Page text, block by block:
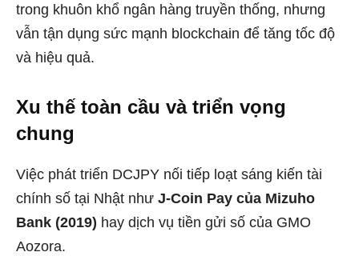
trong khuôn khổ ngân hàng truyền thống, nhưng
vẫn tận dụng sức mạnh blockchain để tăng tốc độ
và hiệu quả.
Xu thế toàn cầu và triển vọng
chung
Việc phát triển DCJPY nối tiếp loạt sáng kiến tài
chính số tại Nhật như J-Coin Pay của Mizuho
Bank (2019) hay dịch vụ tiền gửi số của GMO
Aozora.